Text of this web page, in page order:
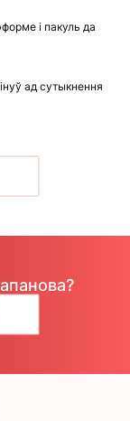
і пакуль да
ад сутыкнення